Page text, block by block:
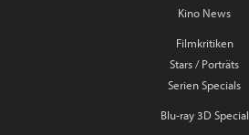
Kino News
Filmkritiken
Stars / Porträts
Serien Specials
Blu-ray 3D Special